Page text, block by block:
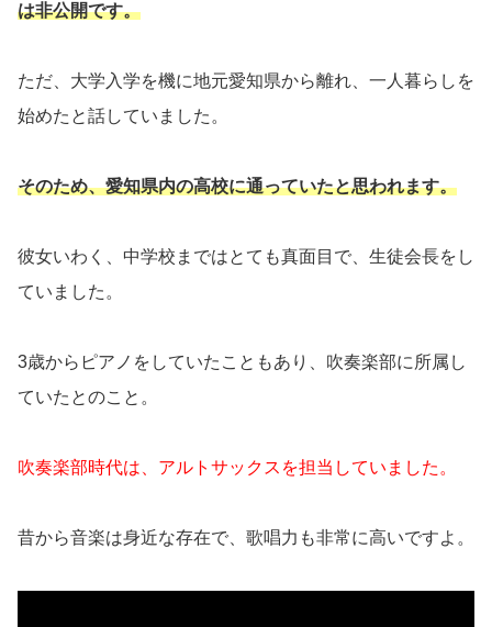
は非公開です。
ただ、大学入学を機に地元愛知県から離れ、一人暮らしを
始めたと話していました。
そのため、愛知県内の高校に通っていたと思われます。
彼女いわく、中学校まではとても真面目で、生徒会長をし
ていました。
3歳からピアノをしていたこともあり、吹奏楽部に所属し
ていたとのこと。
吹奏楽部時代は、アルトサックスを担当していました。
昔から音楽は身近な存在で、歌唱力も非常に高いですよ。